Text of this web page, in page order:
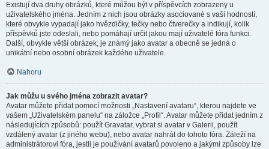
Existují dva druhy obrázků, které můžou být v příspěvcích zobrazeny u
uživatelského jména. Jedním z nich jsou obrázky asociované s vaší hodností,
které obvykle vypadají jako hvězdičky, tečky nebo čtverečky a indikují, kolik
příspěvků jste odeslali, nebo pomáhají určit jakou mají uživatelé fóra funkci.
Další, obvykle větší obrázek, je známý jako avatar a obecně se jedná o
unikátní nebo osobní obrázek každého uživatele.
Nahoru
Jak můžu u svého jména zobrazit avatar?
Avatar můžete přidat pomocí možnosti „Nastavení avataru“, kterou najdete ve
vašem „Uživatelském panelu“ na záložce „Profil“. Avatar můžete přidat jedním z
následujících způsobů: použít Gravatar, vybrat si avatar v Galerii, použít
vzdálený avatar (z jiného webu), nebo avatar nahrát do tohoto fóra. Záleží na
administrátorovi fóra, jestli je používání avatarů povoleno a jakými způsoby lze